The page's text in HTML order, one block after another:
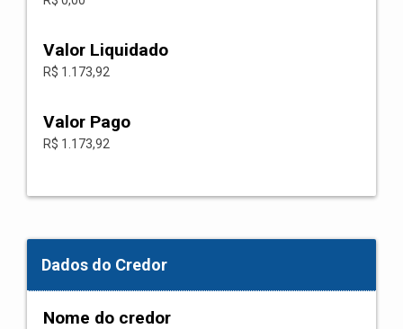
Valor Liquidado
R$ 1.173,92
Valor Pago
R$ 1.173,92
Dados do Credor
Nome do credor